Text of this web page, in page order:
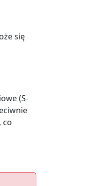
się
(S-
co